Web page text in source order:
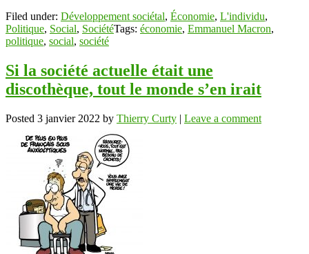
Filed under: Développement sociétal, Économie, L'individu,
Politique, Social, SociétéTags: économie, Emmanuel Macron,
politique, social, société
Si la société actuelle était une
discothèque, tout le monde s’en irait
Posted 3 janvier 2022 by Thierry Curty | Leave a comment